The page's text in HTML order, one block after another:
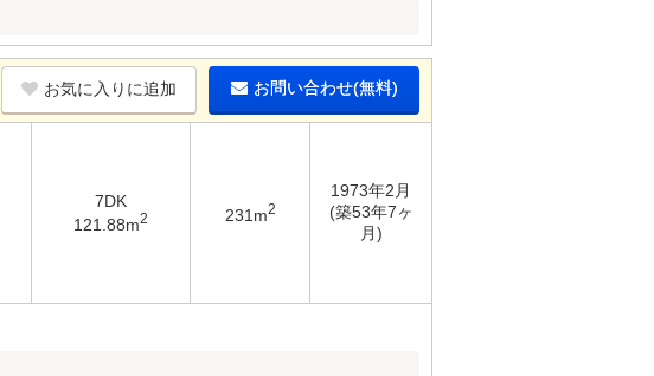
お気に入りに追加 お問い合わせ(無料)
7DK
121.88m2 231m2
1973年2月
(築53年7ヶ
月)